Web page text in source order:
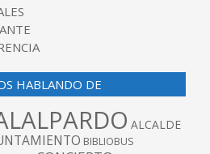
HABLANDO DE
ALCALDE
BIBLIOBUS